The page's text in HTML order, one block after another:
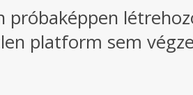
próbaképpen
platform sem